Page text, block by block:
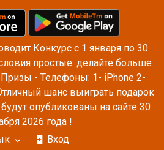
Конкурс с 1 января по 30
простые: делайте больше
- Телефоны: 1- iPhone 2-
шанс выиграть подарок
опубликованы на сайте 30
2026 года !
Вход